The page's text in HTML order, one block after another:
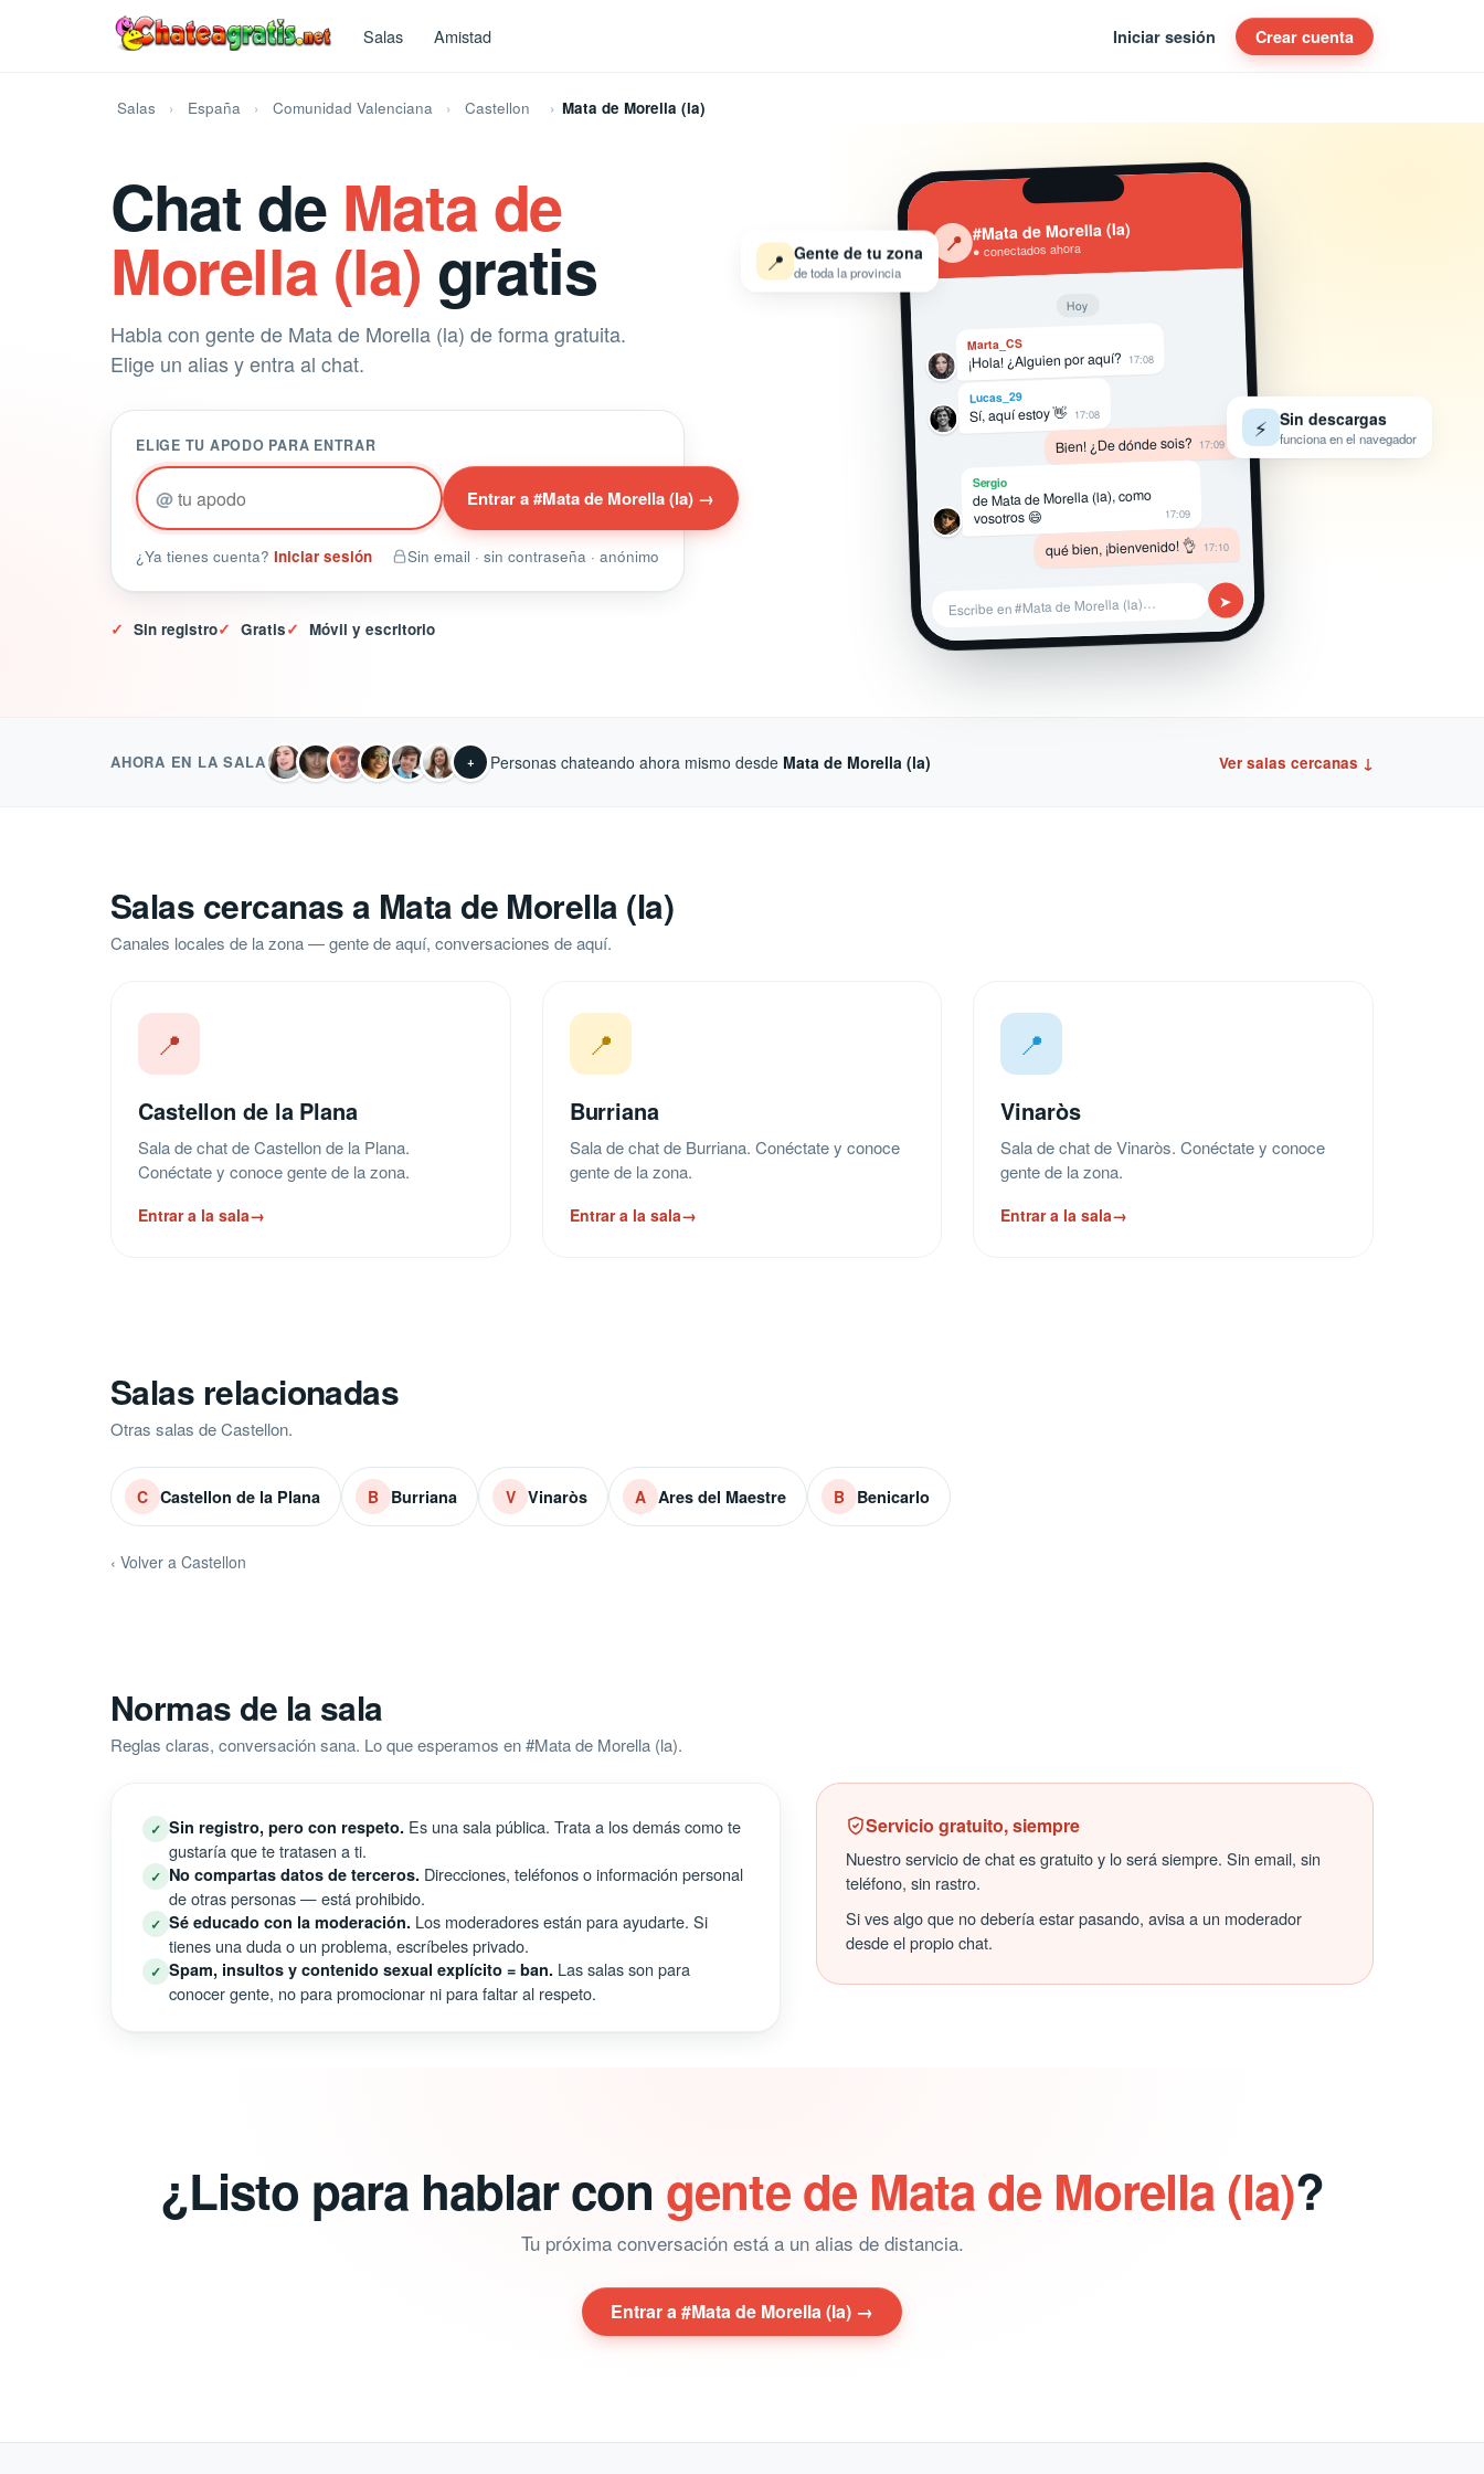
Salas Amistad Iniciar sesión Crear cuenta
Salas España Comunidad Valenciana Castellon Mata de Morella (la)
Chat de Mata de
Morella (la) gratis
Habla con gente de Mata de Morella (la) de forma gratuita.
Elige un alias y entra al chat.
ELIGE TU APODO PARA ENTRAR
@ Entrar a #Mata de Morella (la) →
¿Ya tienes cuenta? Iniciar sesión Sin email · sin contraseña · anónimo
✓ Sin registro✓ Gratis✓ Móvil y escritorio
‹ 📍 #Mata de Morella (la)
● conectados ahora
Hoy
Marta_CS
¡Hola! ¿Alguien por aquí? 17:08
Lucas_29
Sí, aquí estoy 👋 17:08
Bien! ¿De dónde sois? 17:09
Sergio
de Mata de Morella (la), como
vosotros 😄 17:09
qué bien, ¡bienvenido! 👌 17:10
Escribe en #Mata de Morella (la)… ➤
📍 Gente de tu zona
de toda la provincia
⚡ Sin descargas
funciona en el navegador
AHORA EN LA SALA + Personas chateando ahora mismo desde Mata de Morella (la) Ver salas cercanas ↓
Salas cercanas a Mata de Morella (la)
Canales locales de la zona — gente de aquí, conversaciones de aquí.
📍
Castellon de la Plana
Sala de chat de Castellon de la Plana.
Conéctate y conoce gente de la zona.
Entrar a la sala→
📍
Burriana
Sala de chat de Burriana. Conéctate y conoce
gente de la zona.
Entrar a la sala→
📍
Vinaròs
Sala de chat de Vinaròs. Conéctate y conoce
gente de la zona.
Entrar a la sala→
Salas relacionadas
Otras salas de Castellon.
C Castellon de la Plana B Burriana V Vinaròs A Ares del Maestre B Benicarlo
‹ Volver a Castellon
Normas de la sala
Reglas claras, conversación sana. Lo que esperamos en #Mata de Morella (la).
✓ Sin registro, pero con respeto. Es una sala pública. Trata a los demás como te
gustaría que te tratasen a ti.
✓ No compartas datos de terceros. Direcciones, teléfonos o información personal
de otras personas — está prohibido.
✓ Sé educado con la moderación. Los moderadores están para ayudarte. Si
tienes una duda o un problema, escríbeles privado.
✓ Spam, insultos y contenido sexual explícito = ban. Las salas son para
conocer gente, no para promocionar ni para faltar al respeto.
Servicio gratuito, siempre
Nuestro servicio de chat es gratuito y lo será siempre. Sin email, sin
teléfono, sin rastro.
Si ves algo que no debería estar pasando, avisa a un moderador
desde el propio chat.
¿Listo para hablar con gente de Mata de Morella (la)?
Tu próxima conversación está a un alias de distancia.
Entrar a #Mata de Morella (la) →